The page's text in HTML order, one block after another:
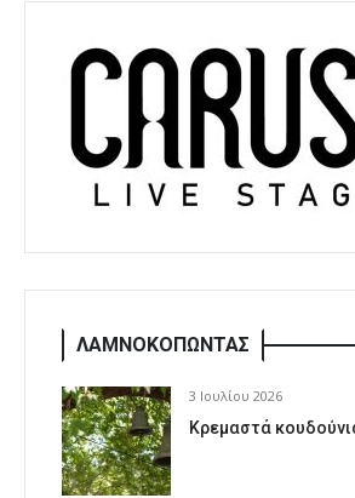
ΛΑΜΝΟΚΟΠΩΝΤΑΣ
3 Ιουλίου 2026
Κρεμαστά